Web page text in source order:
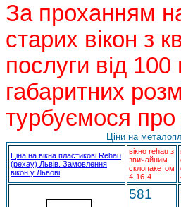
За проханням
старих вікон з
послуги від 100
габаритних
турбуємося про
Ціни на
Ціна на вікна пластикові Rehau
(рехау) Львів. Замовлення
вікон у Львові
вікно rehau з
звичайним
склопакетом
4-16-4
581